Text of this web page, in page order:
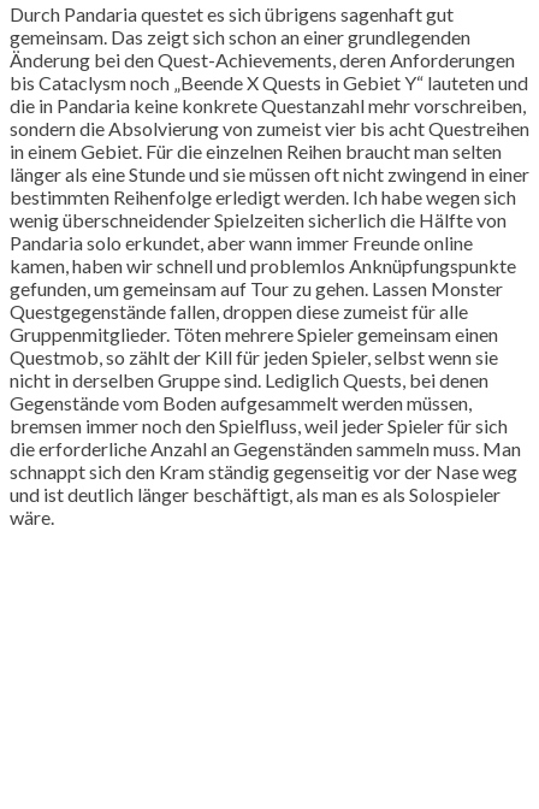
Durch Pandaria questet es sich übrigens sagenhaft gut
gemeinsam. Das zeigt sich schon an einer grundlegenden
Änderung bei den Quest-Achievements, deren Anforderungen
bis Cataclysm noch „Beende X Quests in Gebiet Y“ lauteten und
die in Pandaria keine konkrete Questanzahl mehr vorschreiben,
sondern die Absolvierung von zumeist vier bis acht Questreihen
in einem Gebiet. Für die einzelnen Reihen braucht man selten
länger als eine Stunde und sie müssen oft nicht zwingend in einer
bestimmten Reihenfolge erledigt werden. Ich habe wegen sich
wenig überschneidender Spielzeiten sicherlich die Hälfte von
Pandaria solo erkundet, aber wann immer Freunde online
kamen, haben wir schnell und problemlos Anknüpfungspunkte
gefunden, um gemeinsam auf Tour zu gehen. Lassen Monster
Questgegenstände fallen, droppen diese zumeist für alle
Gruppenmitglieder. Töten mehrere Spieler gemeinsam einen
Questmob, so zählt der Kill für jeden Spieler, selbst wenn sie
nicht in derselben Gruppe sind. Lediglich Quests, bei denen
Gegenstände vom Boden aufgesammelt werden müssen,
bremsen immer noch den Spielfluss, weil jeder Spieler für sich
die erforderliche Anzahl an Gegenständen sammeln muss. Man
schnappt sich den Kram ständig gegenseitig vor der Nase weg
und ist deutlich länger beschäftigt, als man es als Solospieler
wäre.